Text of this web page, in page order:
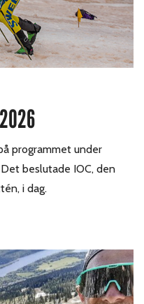
programmet under
beslutade IOC, den
i dag.